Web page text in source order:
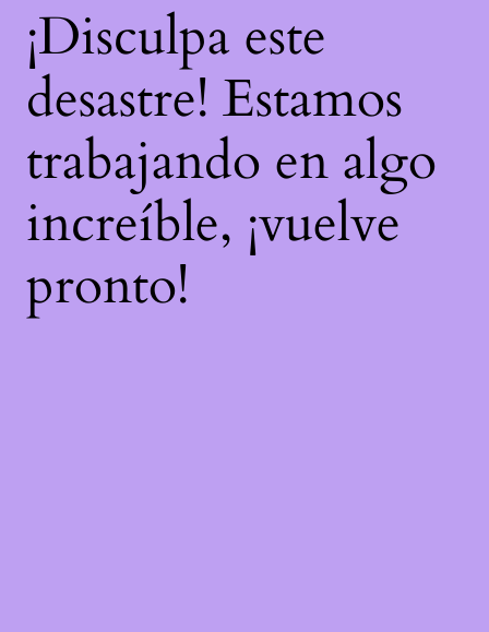
¡Disculpa este
desastre! Estamos
trabajando en algo
increíble, ¡vuelve
pronto!